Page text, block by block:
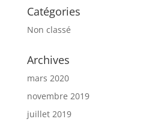
Catégories
Non classé
Archives
mars 2020
novembre 2019
juillet 2019